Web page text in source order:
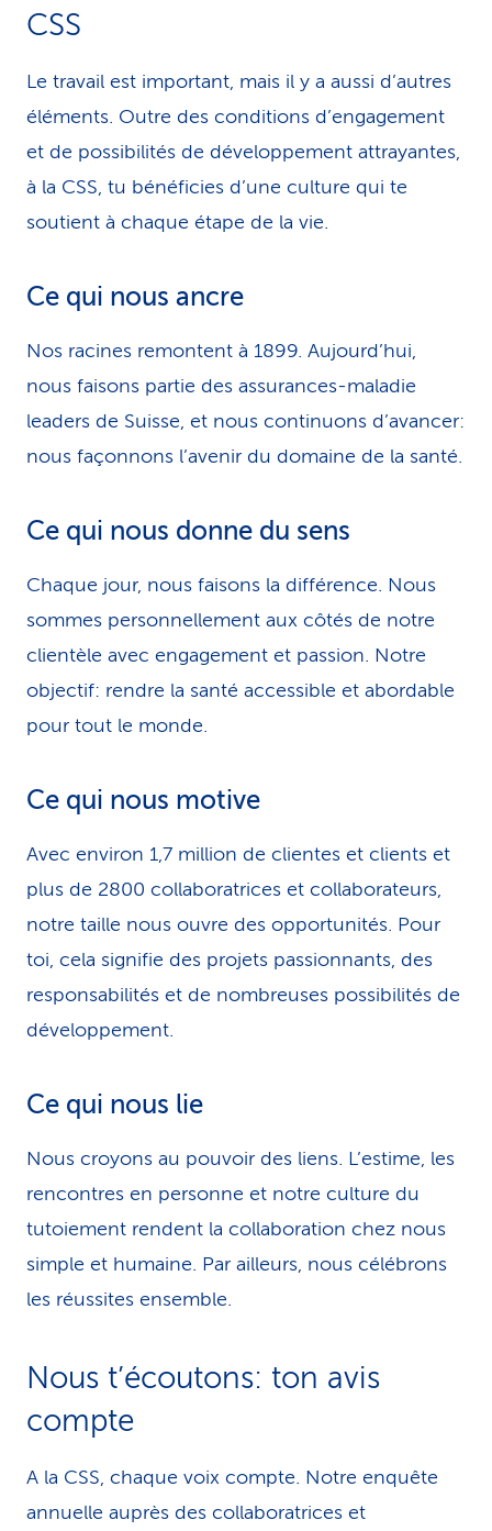
CSS
Le travail est important, mais il y a aussi d’autres
éléments. Outre des conditions d’engagement
et de possibilités de développement attrayantes,
à la CSS, tu bénéficies d’une culture qui te
soutient à chaque étape de la vie.
Ce qui nous ancre
Nos racines remontent à 1899. Aujourd’hui,
nous faisons partie des assurances-maladie
leaders de Suisse, et nous continuons d’avancer:
nous façonnons l’avenir du domaine de la santé.
Ce qui nous donne du sens
Chaque jour, nous faisons la différence. Nous
sommes personnellement aux côtés de notre
clientèle avec engagement et passion. Notre
objectif: rendre la santé accessible et abordable
pour tout le monde.
Ce qui nous motive
Avec environ 1,7 million de clientes et clients et
plus de 2800 collaboratrices et collaborateurs,
notre taille nous ouvre des opportunités. Pour
toi, cela signifie des projets passionnants, des
responsabilités et de nombreuses possibilités de
développement.
Ce qui nous lie
Nous croyons au pouvoir des liens. L’estime, les
rencontres en personne et notre culture du
tutoiement rendent la collaboration chez nous
simple et humaine. Par ailleurs, nous célébrons
les réussites ensemble.
Nous t’écoutons: ton avis
compte
A la CSS, chaque voix compte. Notre enquête
annuelle auprès des collaboratrices et